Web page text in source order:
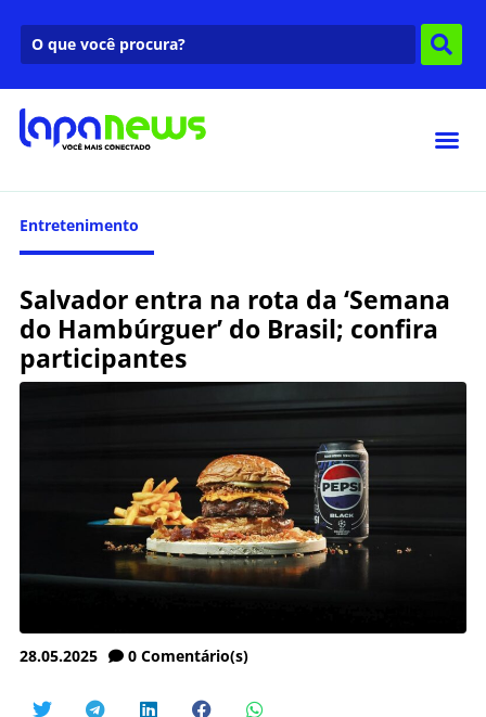
Entretenimento
Salvador entra na rota da ‘Semana
do Hambúrguer’ do Brasil; confira
participantes
28.05.2025 0 Comentário(s)